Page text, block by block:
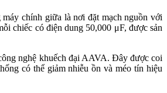
chính giữa là nơi đặt mạch nguồn với
chiếc có điện dung 50,000 μF, được sản
nghệ khuếch đại AAVA. Đây được coi
có thể giảm nhiễu ồn và méo tín hiệu